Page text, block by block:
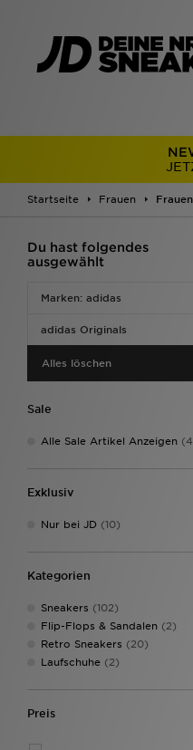
Startseite Frauen
Du hast folgendes
ausgewählt
Marken: adidas
adidas Originals
Alles löschen
Sale
Alle Sale Artikel Anzeigen
Exklusiv
Nur bei JD (10)
Kategorien
Sneakers (102)
Flip-Flops & Sandalen (2)
Retro Sneakers (20)
Laufschuhe (2)
Preis